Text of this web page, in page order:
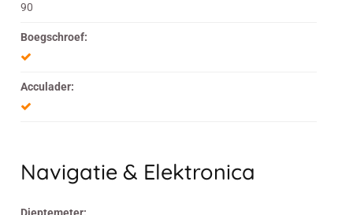
90
Boegschroef:
Acculader:
Navigatie & Elektronica